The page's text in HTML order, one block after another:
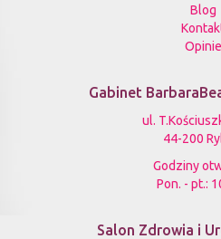
Blog
Opinie
Gabinet
ul.
44-200
Godziny
Pon. - pt.:
Salon Zdrowia i